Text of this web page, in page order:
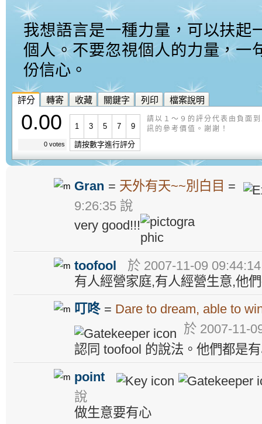
我想語言是一種力量，可以扶起
個人。不要忽視個人的力量，一
份信心。
評分 轉寄 收藏 關鍵字 列印 檔案說明
0.00
0 votes
1 3 5 7 9
請按數字進行評分
請以１～９的評分代表由負面
訊的參考價值。謝謝！
Gran = 天外有天~~別白目 =
9:26:35 說
very good!!!
toofool
於 2007-11-09
有人經營家庭,有人經營生意,他
叮咚 = Dare to dream, able to
於 2007-11-
認同 toofool 的說法。他們都是
point
說
做生意要有心